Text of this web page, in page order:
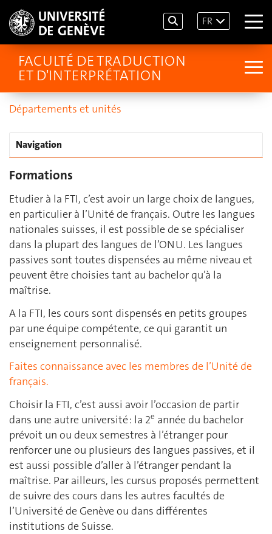
FR
FACULTÉ DE TRADUCTION
ET D'INTERPRÉTATION
Départements et unités
Navigation
Formations
Etudier à la FTI, c’est avoir un large choix de langues,
en particulier à l’Unité de français. Outre les langues
nationales suisses, il est possible de se spécialiser
dans la plupart des langues de l’ONU. Les langues
passives sont toutes dispensées au même niveau et
peuvent être choisies tant au bachelor qu’à la
maîtrise.
A la FTI, les cours sont dispensés en petits groupes
par une équipe compétente, ce qui garantit un
enseignement personnalisé.
Faites connaissance avec les membres de l’Unité de
français.
Choisir la FTI, c’est aussi avoir l’occasion de partir
dans une autre université : la 2e année du bachelor
prévoit un ou deux semestres à l’étranger pour
renforcer une ou plusieurs des langues passives, et il
est aussi possible d’aller à l’étranger pendant la
maîtrise. Par ailleurs, les cursus proposés permettent
de suivre des cours dans les autres facultés de
l’Université de Genève ou dans différentes
institutions de Suisse.